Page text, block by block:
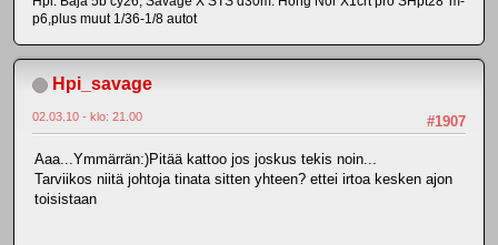
p6,plus muut 1/36-1/8 autot
Hpi_savage
#1907
02.03.10 - klo: 21.00
Aaa...Ymmärrän:)Pitää kattoo jos joskus tekis noin...
Tarviikos niitä johtoja tinata sitten yhteen? ettei irtoa kesken ajon
toisistaan